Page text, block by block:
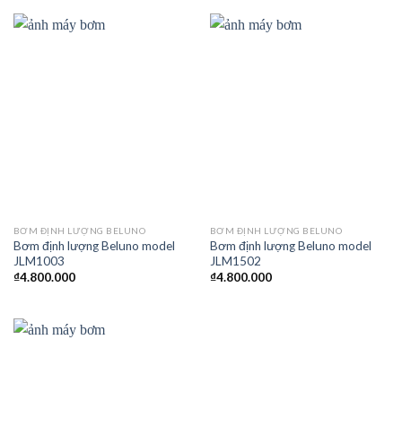
BƠM ĐỊNH LƯỢNG BELUNO
Bơm định lượng Beluno model
JLM1003
₫4.800.000
BƠM ĐỊNH LƯỢNG BELUNO
Bơm định lượng Beluno model
JLM1502
₫4.800.000